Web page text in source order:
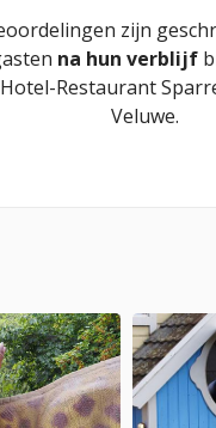
zijn
na hun verblijf
Hotel-Restaurant
Veluwe.